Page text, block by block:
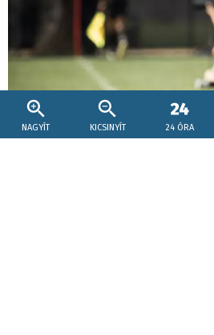
NAGYÍT KICSINYÍT 24 ÓRA